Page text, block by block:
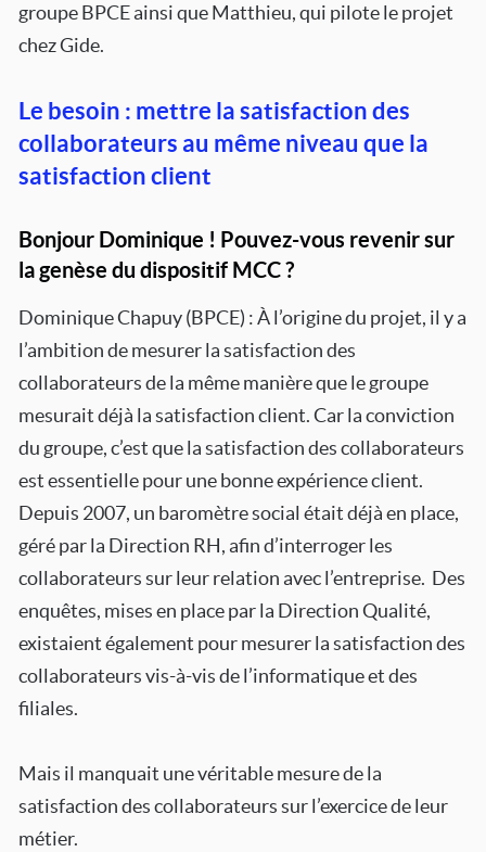
groupe BPCE ainsi que Matthieu, qui pilote le projet
chez Gide.
Le besoin : mettre la satisfaction des
collaborateurs au même niveau que la
satisfaction client
Bonjour Dominique ! Pouvez-vous revenir sur
la genèse du dispositif MCC ?
Dominique Chapuy (BPCE) : À l’origine du projet, il y a
l’ambition de mesurer la satisfaction des
collaborateurs de la même manière que le groupe
mesurait déjà la satisfaction client. Car la conviction
du groupe, c’est que la satisfaction des collaborateurs
est essentielle pour une bonne expérience client.
Depuis 2007, un baromètre social était déjà en place,
géré par la Direction RH, afin d’interroger les
collaborateurs sur leur relation avec l’entreprise. Des
enquêtes, mises en place par la Direction Qualité,
existaient également pour mesurer la satisfaction des
collaborateurs vis-à-vis de l’informatique et des
filiales.
Mais il manquait une véritable mesure de la
satisfaction des collaborateurs sur l’exercice de leur
métier.